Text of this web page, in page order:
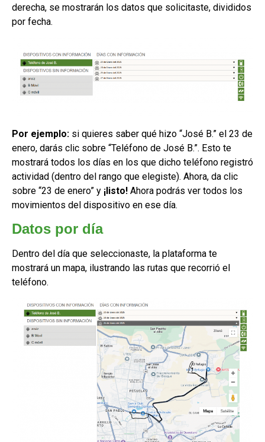
derecha, se mostrarán los datos que solicitaste, divididos
por fecha.
Por ejemplo: si quieres saber qué hizo “José B.” el 23 de
enero, darás clic sobre “Teléfono de José B.”. Esto te
mostrará todos los días en los que dicho teléfono registró
actividad (dentro del rango que elegiste). Ahora, da clic
sobre “23 de enero” y ¡listo! Ahora podrás ver todos los
movimientos del dispositivo en ese día.
Datos por día
Dentro del día que seleccionaste, la plataforma te
mostrará un mapa, ilustrando las rutas que recorrió el
teléfono.